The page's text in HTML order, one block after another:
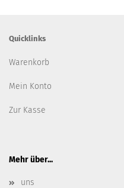
Quicklinks
Warenkorb
Mein Konto
Zur Kasse
Mehr über...
uns